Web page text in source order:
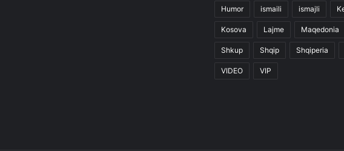
Humor ismaili ismajli
Kosova Lajme Maqedonia
Shkup Shqip Shqiperia
VIDEO VIP